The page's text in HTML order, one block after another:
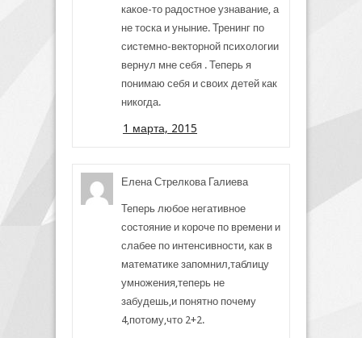
какое-то радостное узнавание, а
не тоска и уныние. Тренинг по
системно-векторной психологии
вернул мне себя . Теперь я
понимаю себя и своих детей как
никогда.
1 марта, 2015
Елена Стрелкова Галиева
Теперь любое негативное
состояние и короче по времени и
слабее по интенсивности, как в
математике запомнил,таблицу
умножения,теперь не
забудешь,и понятно почему
4,потому,что 2+2.